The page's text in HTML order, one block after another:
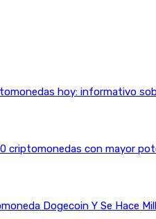
hoy: informativo
criptomonedas con mayor
Dogecoin Y Se Hace